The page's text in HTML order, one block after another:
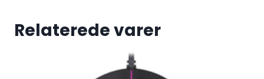
Relaterede varer